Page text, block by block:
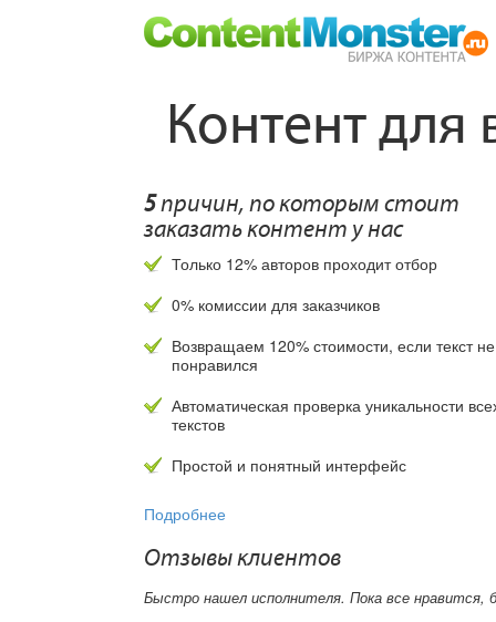
Контент для
5причин, по которым стоит
заказать контент у нас
Только 12% авторов проходит отбор
0% комиссии для заказчиков
Возвращаем 120% стоимости, если текст не
понравился
Автоматическая проверка уникальности
текстов
Простой и понятный интерфейс
Подробнее
Отзывы клиентов
Быстро нашел исполнителя. Пока все нравится,